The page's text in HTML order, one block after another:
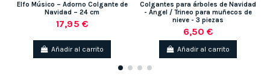
Elfo Músico – Adorno Colgante de
Navidad – 24 cm
17,95 €
Añadir al carrito
Colgantes para árboles de Navidad
- Ángel / Trineo para muñecos de
nieve - 3 piezas
6,50 €
Añadir al carrito